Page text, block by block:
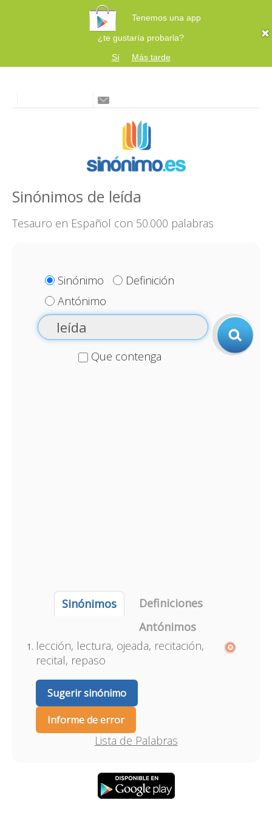
Tenemos una app
¿te gustaría probarla?
Sí
Más tarde
Sinónimos de leída
Tesauro en Español con 50.000 palabras
Sinónimo
Definición
Antónimo
Que contenga
Sinónimos
Definiciones
Antónimos
lección, lectura, ojeada, recitación,
recital, repaso
Sugerir sinónimo
Informe de error
Lista de Palabras